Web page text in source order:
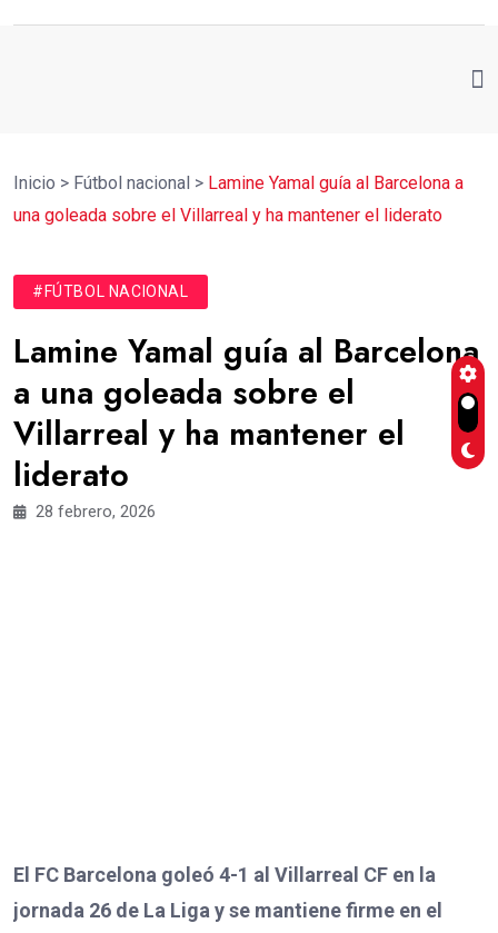
Inicio > Fútbol nacional > Lamine Yamal guía al Barcelona a
una goleada sobre el Villarreal y ha mantener el liderato
#FÚTBOL NACIONAL
Lamine Yamal guía al Barcelona
a una goleada sobre el
Villarreal y ha mantener el
liderato
28 febrero, 2026
El FC Barcelona goleó 4-1 al Villarreal CF en la
jornada 26 de La Liga y se mantiene firme en el